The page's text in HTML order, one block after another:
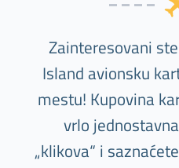
Zainteresovani
Island avionsku
mestu! Kupovina
vrlo
„klikova“ i